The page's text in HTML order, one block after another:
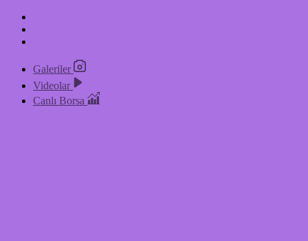
Galeriler
Videolar
Canlı Borsa